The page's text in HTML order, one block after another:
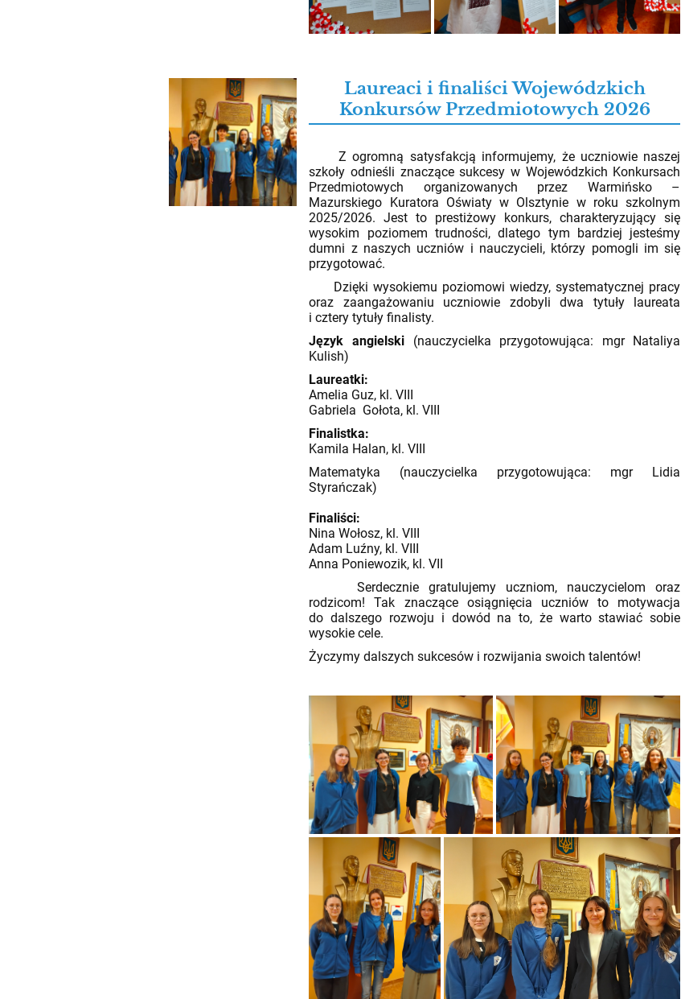
Laureaci i finaliści Wojewódzkich
Konkursów Przedmiotowych 2026
Z ogromną satysfakcją informujemy, że uczniowie naszej
szkoły odnieśli znaczące sukcesy w Wojewódzkich Konkursach
Przedmiotowych organizowanych przez Warmińsko –
Mazurskiego Kuratora Oświaty w Olsztynie w roku szkolnym
2025/2026. Jest to prestiżowy konkurs, charakteryzujący się
wysokim poziomem trudności, dlatego tym bardziej jesteśmy
dumni z naszych uczniów i nauczycieli, którzy pomogli im się
przygotować.
Dzięki wysokiemu poziomowi wiedzy, systematycznej pracy
oraz zaangażowaniu uczniowie zdobyli dwa tytuły laureata
i cztery tytuły finalisty.
Język angielski(nauczycielka przygotowująca: mgr Nataliya
Kulish)
Laureatki:
Amelia Guz, kl. VIII
Gabriela Gołota, kl. VIII
Finalistka:
Kamila Halan, kl. VIII
Matematyka (nauczycielka przygotowująca: mgr Lidia
Styrańczak)
Finaliści:
Nina Wołosz, kl. VIII
Adam Luźny, kl. VIII
Anna Poniewozik, kl. VII
Serdecznie gratulujemy uczniom, nauczycielom oraz
rodzicom! Tak znaczące osiągnięcia uczniów to motywacja
do dalszego rozwoju i dowód na to, że warto stawiać sobie
wysokie cele.
Życzymy dalszych sukcesów i rozwijania swoich talentów!